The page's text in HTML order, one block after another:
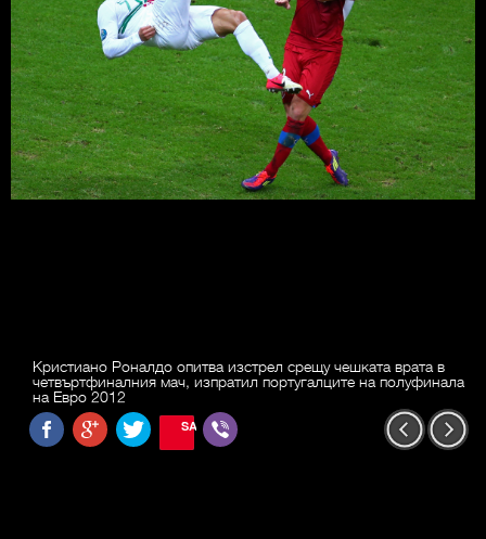
Кристиано Роналдо опитва изстрел срещу чешката врата в
четвъртфиналния мач, изпратил португалците на полуфинала
на Евро 2012
SAVE